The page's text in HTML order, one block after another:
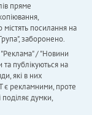
пряме
містять посилання на
заборонено.
"Реклама" / "Новини
публікуються на
які в них
рекламними, проте
поділяє думки,